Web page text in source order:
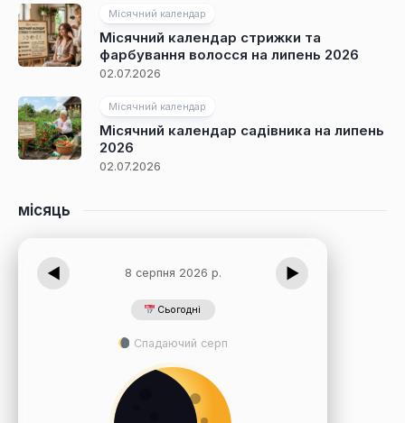
Місячний календар
Місячний календар стрижки та
фарбування волосся на липень 2026
02.07.2026
Місячний календар
Місячний календар садівника на липень
2026
02.07.2026
місяць
◀ 8 серпня 2026 р. ▶
Сьогодні
Спадаючий серп